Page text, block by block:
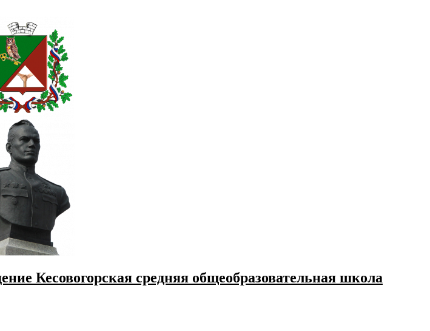
Кесовогорская средняя общеобразовательная школа